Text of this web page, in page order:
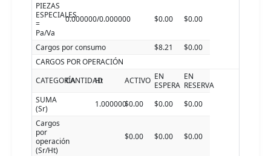
PIEZAS
ESPECIALES
=
Pa/Va
0.000000/0.000000 $0.00 $0.00
Cargos por consumo $8.21
$0.00
CARGOS POR OPERACIÓN
CATEGORÍACANTIDAD
Ht ACTIVO EN
ESPERA
EN
RESERVA
SUMA
(Sr)
1.000000$0.00 $0.00
$0.00
Cargos
por
operación
(Sr/Ht)
$0.00 $0.00 $0.00